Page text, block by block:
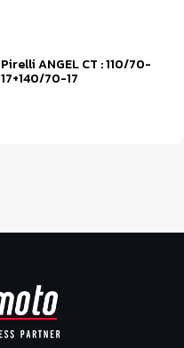
Pirelli ANGEL CT : 110/70-
17+140/70-17